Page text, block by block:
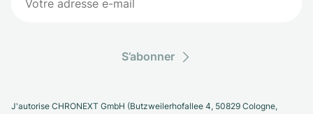
S’abonner
J'autorise CHRONEXT GmbH (Butzweilerhofallee 4, 50829 Cologne,